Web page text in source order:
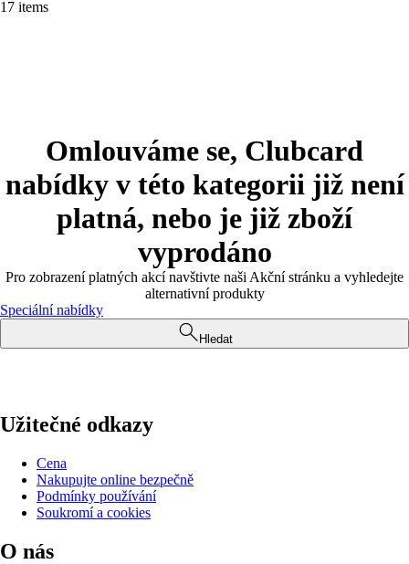
17 items
Omlouváme se, Clubcard
nabídky v této kategorii již není
platná, nebo je již zboží
vyprodáno
Pro zobrazení platných akcí navštivte naši Akční stránku a vyhledejte
alternativní produkty
Speciální nabídky
Hledat
Užitečné odkazy
Cena
Nakupujte online bezpečně
Podmínky používání
Soukromí a cookies
O nás